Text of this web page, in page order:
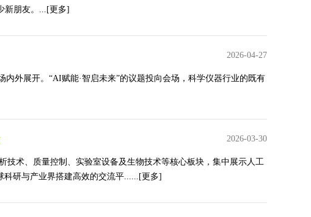
新朋友。... [更多]
2026-04-27
外展开。“AI赋能·智启未来”的议题投向会场，科学仪器行业的既有
2026-03-30
技术、质量控制、实验室设备及生物技术等核心板块，集中展示人工
研与产业界搭建高效的交流平...... [更多]